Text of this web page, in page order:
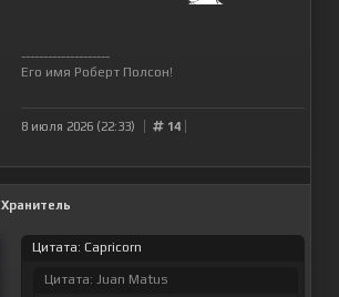
--------------------
Его имя Роберт Полсон!
8 июля 2026 (22:33) 14
Хранитель
Цитата: Capricorn
Цитата: Juan Matus